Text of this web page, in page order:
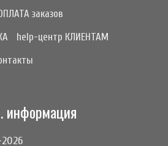
заказов
help-центр КЛИЕНТАМ
информация